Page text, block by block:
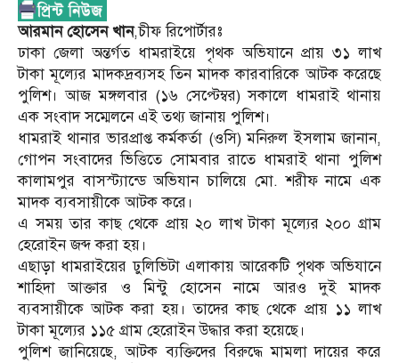
আরমান হোসেন খান,চীফ রিপোর্টারঃ
ঢাকা জেলা অন্তর্গত ধামরাইয়ে পৃথক অভিযানে প্রায় ৩১ লাখ
টাকা মূল্যের মাদকদ্রব্যসহ তিন মাদক কারবারিকে আটক করেছে
পুলিশ। আজ মঙ্গলবার (১৬ সেপ্টেম্বর) সকালে ধামরাই থানায়
এক সংবাদ সম্মেলনে এই তথ্য জানায় পুলিশ।
ধামরাই থানার ভারপ্রাপ্ত কর্মকর্তা (ওসি) মনিরুল ইসলাম জানান,
গোপন সংবাদের ভিত্তিতে সোমবার রাতে ধামরাই থানা পুলিশ
কালামপুর বাসস্ট্যান্ডে অভিযান চালিয়ে মো. শরীফ নামে এক
মাদক ব্যবসায়ীকে আটক করে।
এ সময় তার কাছ থেকে প্রায় ২০ লাখ টাকা মূল্যের ২০০ গ্রাম
হেরোইন জব্দ করা হয়।
এছাড়া ধামরাইয়ের ঢুলিভিটা এলাকায় আরেকটি পৃথক অভিযানে
শাহিদা আক্তার ও মিন্টু হোসেন নামে আরও দুই মাদক
ব্যবসায়ীকে আটক করা হয়। তাদের কাছ থেকে প্রায় ১১ লাখ
টাকা মূল্যের ১১৫ গ্রাম হেরোইন উদ্ধার করা হয়েছে।
পুলিশ জানিয়েছে, আটক ব্যক্তিদের বিরুদ্ধে মামলা দায়ের করে